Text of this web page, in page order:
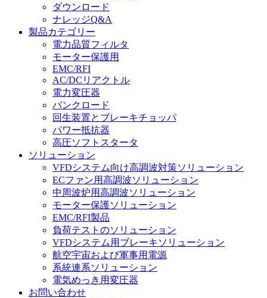
ダウンロード
ナレッジQ&A
製品カテゴリー
電力品質フィルタ
モーター保護用
EMC/RFI
AC/DCリアクトル
電力変圧器
バンクロード
回生装置とブレーキチョッパ
パワー抵抗器
高圧ソフトスタータ
ソリューション
VFDシステム向け高調波対策ソリューション
ECファン用高調波ソリューション
中周波炉用高調波ソリューション
モーター保護ソリューション
EMC/RFI製品
負荷テストのソリューション
VFDシステム用ブレーキソリューション
航空宇宙および軍事用電源
系統連系ソリューション
電気めっき用変圧器
お問い合わせ